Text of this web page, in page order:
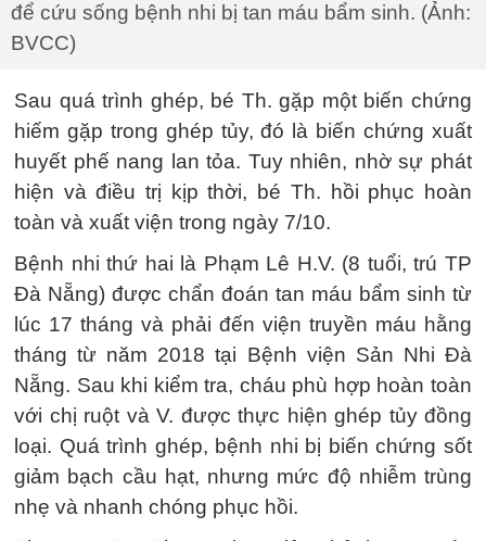
để cứu sống bệnh nhi bị tan máu bẩm sinh. (Ảnh:
BVCC)
Sau quá trình ghép, bé Th. gặp một biến chứng
hiếm gặp trong ghép tủy, đó là biến chứng xuất
huyết phế nang lan tỏa. Tuy nhiên, nhờ sự phát
hiện và điều trị kịp thời, bé Th. hồi phục hoàn
toàn và xuất viện trong ngày 7/10.
Bệnh nhi thứ hai là Phạm Lê H.V. (8 tuổi, trú TP
Đà Nẵng) được chẩn đoán tan máu bẩm sinh từ
lúc 17 tháng và phải đến viện truyền máu hằng
tháng từ năm 2018 tại Bệnh viện Sản Nhi Đà
Nẵng. Sau khi kiểm tra, cháu phù hợp hoàn toàn
với chị ruột và V. được thực hiện ghép tủy đồng
loại. Quá trình ghép, bệnh nhi bị biến chứng sốt
giảm bạch cầu hạt, nhưng mức độ nhiễm trùng
nhẹ và nhanh chóng phục hồi.